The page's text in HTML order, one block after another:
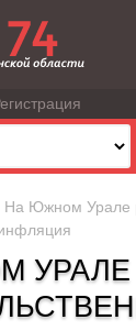
На Южном Урале
УРАЛЕ